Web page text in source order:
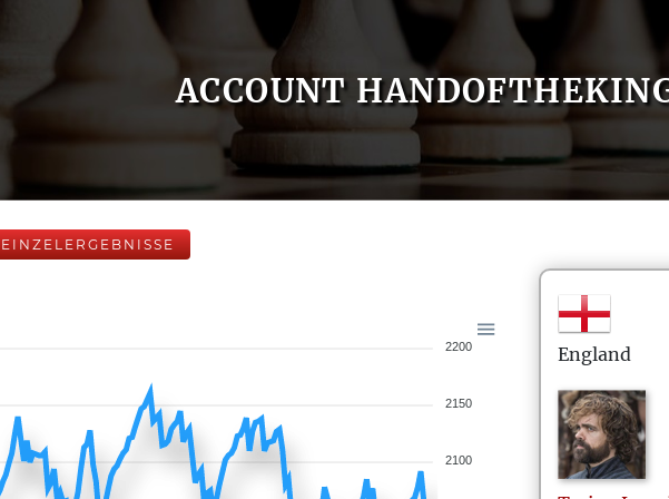
ACCOUNT
EINZELERGEBNISSE
2200
2150
2100
England